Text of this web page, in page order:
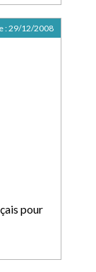
pour
:29/12/2008